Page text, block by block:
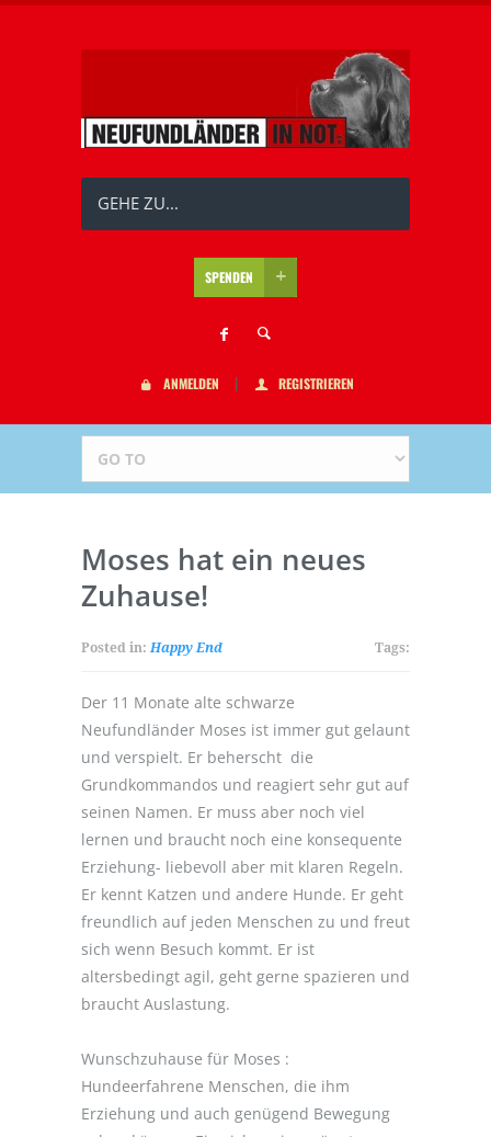
GEHE ZU...
SPENDEN
ANMELDEN REGISTRIEREN
Moses hat ein neues
Zuhause!
Posted in:Happy End Tags:
Der 11 Monate alte schwarze
Neufundländer Moses ist immer gut gelaunt
und verspielt. Er beherscht die
Grundkommandos und reagiert sehr gut auf
seinen Namen. Er muss aber noch viel
lernen und braucht noch eine konsequente
Erziehung- liebevoll aber mit klaren Regeln.
Er kennt Katzen und andere Hunde. Er geht
freundlich auf jeden Menschen zu und freut
sich wenn Besuch kommt. Er ist
altersbedingt agil, geht gerne spazieren und
braucht Auslastung.
Wunschzuhause für Moses :
Hundeerfahrene Menschen, die ihm
Erziehung und auch genügend Bewegung